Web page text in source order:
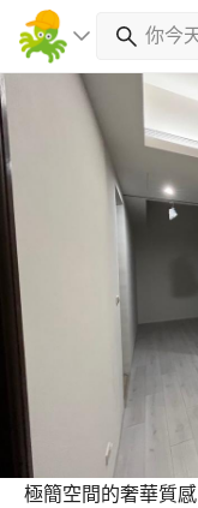
極簡空間的奢華質感